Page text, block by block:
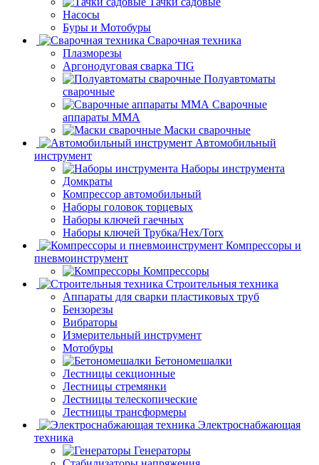
Насосы
Буры и Мотобуры
Сварочная техника
Плазморезы
Аргонодуговая сварка TIG
Полуавтоматы
сварочные
Сварочные
аппараты ММА
Маски сварочные
Автомобильный
инструмент
Наборы инструмента
Домкраты
Компрессор автомобильный
Наборы головок торцевых
Наборы ключей гаечных
Наборы ключей Трубка/Hex/Torx
Компрессоры и
пневмоинструмент
Компрессоры
Строительныя техника
Аппараты для сварки пластиковых труб
Бензорезы
Вибраторы
Измерительный инструмент
Мотобуры
Бетономешалки
Лестницы секционные
Лестницы стремянки
Лестницы телескопические
Лестницы трансформеры
Электроснабжающая
техника
Генераторы